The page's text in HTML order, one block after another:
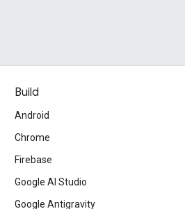
Build
Android
Chrome
Firebase
Google AI Studio
Google Antigravity